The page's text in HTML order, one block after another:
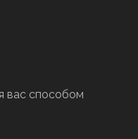
вас способом